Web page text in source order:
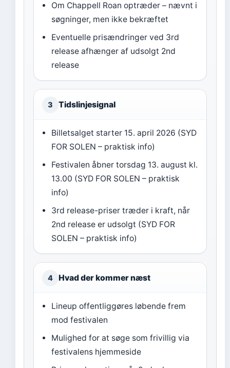
Om Chappell Roan optræder – nævnt i
søgninger, men ikke bekræftet
Eventuelle prisændringer ved 3rd
release afhænger af udsolgt 2nd
release
3 Tidslinjesignal
Billetsalget starter 15. april 2026 (SYD
FOR SOLEN – praktisk info)
Festivalen åbner torsdag 13. august kl.
13.00 (SYD FOR SOLEN – praktisk
info)
3rd release-priser træder i kraft, når
2nd release er udsolgt (SYD FOR
SOLEN – praktisk info)
4 Hvad der kommer næst
Lineup offentliggøres løbende frem
mod festivalen
Mulighed for at søge som frivillig via
festivalens hjemmeside